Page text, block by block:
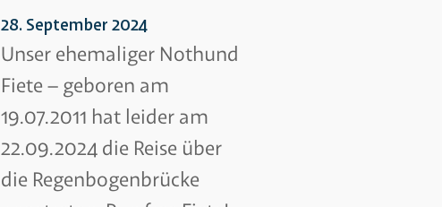
28. September 2024
Unser ehemaliger Nothund
Fiete – geboren am
19.07.2011 hat leider am
22.09.2024 die Reise über
die Regenbogenbrücke